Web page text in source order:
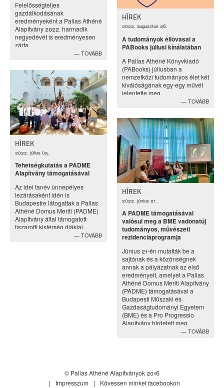
Felelősségteljes
gazdálkodásának
eredményeként a Pallas Athéné
Alapítvány 2022. harmadik
negyedévét is eredményesen
zárta.
TOVÁBB
HÍREK
2022. július 05.
Tehetségkutatás a PADME
Alapítvány támogatásával
Az idei tanév ünnepélyes
lezárásaként idén is
Budapestre látogattak a Pallas
Athéné Domus Meriti (PADME)
Alapítvány által támogatott
tiszaroffi kistérség diákjai.
TOVÁBB
HÍREK
2022. augusztus 26.
A tudományok éllovasai a
PABooks júliusi kínálatában
A Pallas Athéné Könyvkiadó
(PABooks) júliusban a
nemzetközi tudományos élet két
kiválóságának egy-egy művét
jelentette meg.
TOVÁBB
HÍREK
2022. június 21.
A PADME támogatásával
valósul meg a BME vadonatúj
tudományos, művészeti
rezidenciaprogramja
Június 21-én mutatták be a
sajtónak és a közönségnek
annak a pályázatnak az első
eredményeit, amelyet a Pallas
Athéné Domus Meriti Alapítvány
(PADME) támogatásával a
Budapesti Műszaki és
Gazdaságtudományi Egyetem
(BME) és a Pro Progressio
Alapítvány hirdetett meg.
TOVÁBB
© Pallas Athéné Alapítványok 2016
Impresszum
Kövessen minket facebookon